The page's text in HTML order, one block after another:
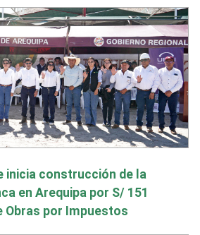
inicia construcción de la
en Arequipa por S/ 151
Obras por Impuestos